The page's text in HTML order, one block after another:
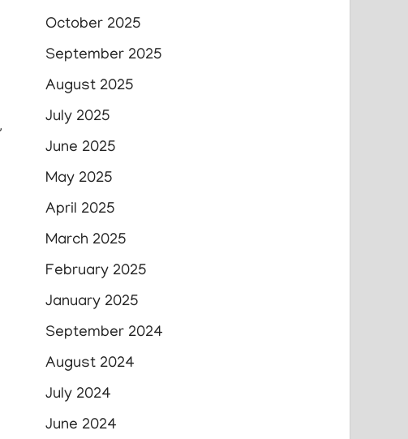
October 2025
September 2025
August 2025
July 2025
June 2025
May 2025
April 2025
March 2025
February 2025
January 2025
September 2024
August 2024
July 2024
June 2024